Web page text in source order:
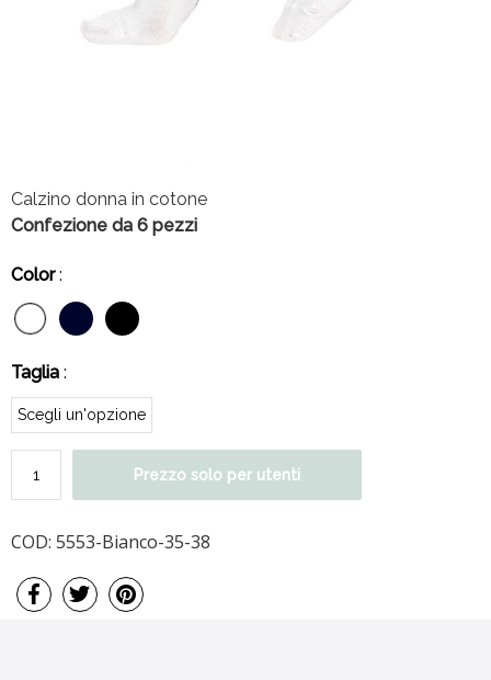
Calzino donna in cotone
Confezione da 6 pezzi
Color:
Taglia :
Prezzo solo per utenti
COD: 5553-Bianco-35-38